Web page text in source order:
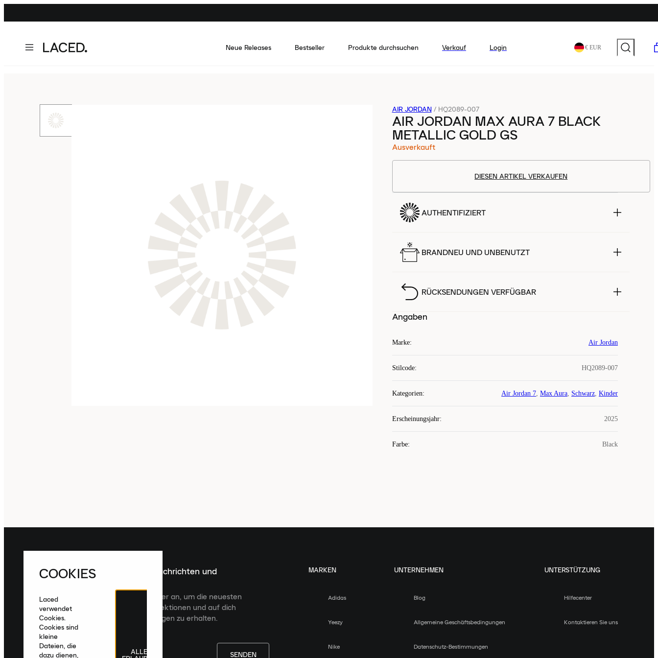
Neue Releases Bestseller Produkte durchsuchen Verkauf Login € EUR
AIR JORDAN / HQ2089-007
AIR JORDAN MAX AURA 7 BLACK
METALLIC GOLD GS
Ausverkauft
DIESEN ARTIKEL VERKAUFEN
AUTHENTIFIZIERT
BRANDNEU UND UNBENUTZT
RÜCKSENDUNGEN VERFÜGBAR
Angaben
Marke: Air Jordan
Stilcode: HQ2089-007
Kategorien: Air Jordan 7, Max Aura, Schwarz, Kinder
Erscheinungsjahr: 2025
Farbe: Black
Melde dich für die neuesten Nachrichten und
Veröffentlichungen an
Melde dich für den Laced Newsletter an, um die neuesten
Veröffentlichungen, kuratierte Kollektionen und auf dich
zugeschnittene Produktempfehlungen zu erhalten.
SENDEN
MARKEN
Adidas
Yeezy
Nike
UNTERNEHMEN
Blog
Allgemeine Geschäftsbedingungen
Datenschutz-Bestimmungen
UNTERSTÜTZUNG
Hilfecenter
Kontaktieren Sie uns
COOKIES
Laced
verwendet
Cookies.
Cookies sind
kleine
Dateien, die
dazu dienen,
ALLE